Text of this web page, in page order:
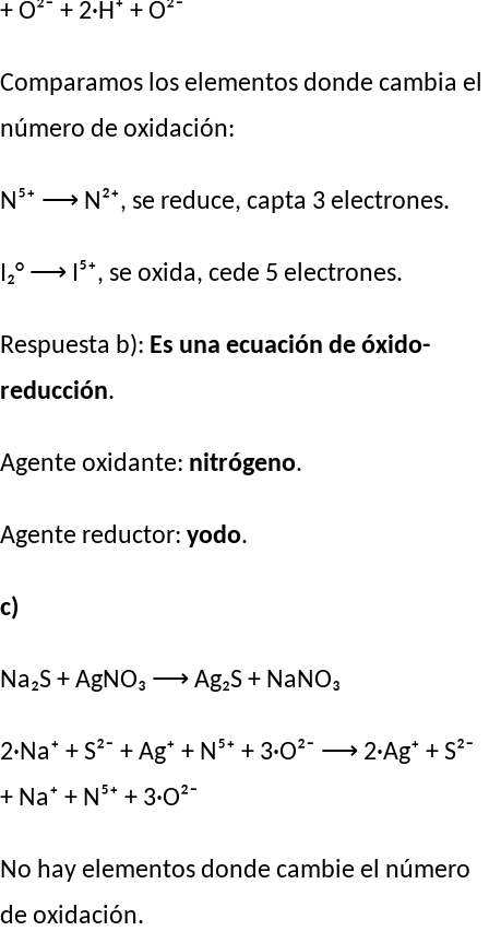
+ O²⁻ + 2·H⁺ + O²⁻
Comparamos los elementos donde cambia el
número de oxidación:
N⁵⁺ ⟶ N²⁺, se reduce, capta 3 electrones.
I₂° ⟶ I⁵⁺, se oxida, cede 5 electrones.
Respuesta b): Es una ecuación de óxido-
reducción.
Agente oxidante: nitrógeno.
Agente reductor: yodo.
c)
Na₂S + AgNO₃ ⟶ Ag₂S + NaNO₃
2·Na⁺ + S²⁻ + Ag⁺ + N⁵⁺ + 3·O²⁻ ⟶ 2·Ag⁺ + S²⁻
+ Na⁺ + N⁵⁺ + 3·O²⁻
No hay elementos donde cambie el número
de oxidación.